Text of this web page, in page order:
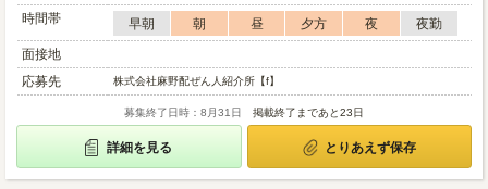
時間帯
早朝 朝 昼 夕方 夜
夜勤
面接地
応募先
株式会社麻野配ぜん人紹介所【f】
募集終了日時：8月31日 掲載終了まであと23日
詳細を見る とりあえず保存